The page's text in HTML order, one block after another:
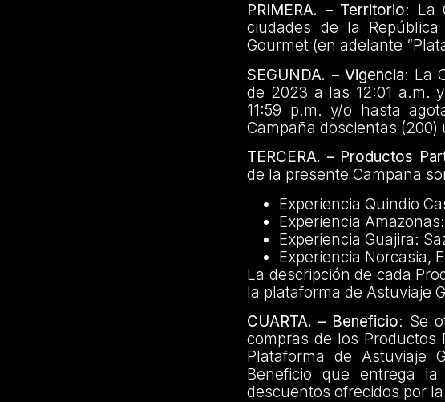
PRIMERA. – Territorio: La
ciudades de la
Gourmet (en adelante
SEGUNDA. – Vigencia: La
de 2023 a las 12:01 a.m.
11:59 p.m. y/o hasta
Campaña doscientas
TERCERA. – Productos
de la presente Campaña
Experiencia Quindio
Experiencia
Experiencia Guajira:
Experiencia Norcasia,
La descripción de cada
la plataforma de Astuviaje
CUARTA. – Beneficio: Se
compras de los Productos
Plataforma de Astuviaje
Beneficio que entrega
descuentos ofrecidos por